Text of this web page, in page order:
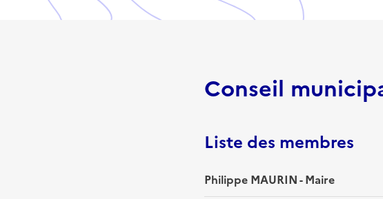
Conseil
Liste des membres
Philippe MAURIN - Maire